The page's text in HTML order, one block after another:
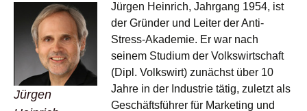
Jürgen
Jürgen Heinrich, Jahrgang 1954, ist
der Gründer und Leiter der Anti-
Stress-Akademie. Er war nach
seinem Studium der Volkswirtschaft
(Dipl. Volkswirt) zunächst über 10
Jahre in der Industrie tätig, zuletzt als
Geschäftsführer für Marketing und